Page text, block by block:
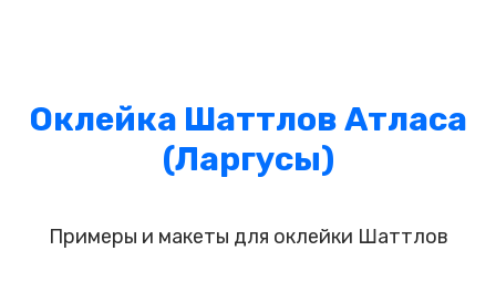
Оклейка Шаттлов Атласа
(Ларгусы)
Примеры и макеты для оклейки Шаттлов